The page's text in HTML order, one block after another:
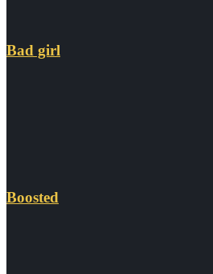
Bad girl
Boosted